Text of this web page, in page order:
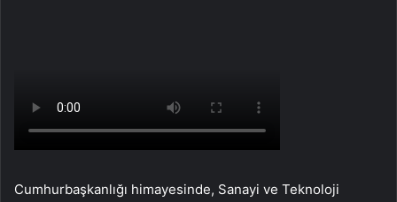
Cumhurbaşkanlığı himayesinde, Sanayi ve Teknoloji